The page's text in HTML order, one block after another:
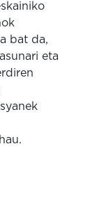
bat da,
eta